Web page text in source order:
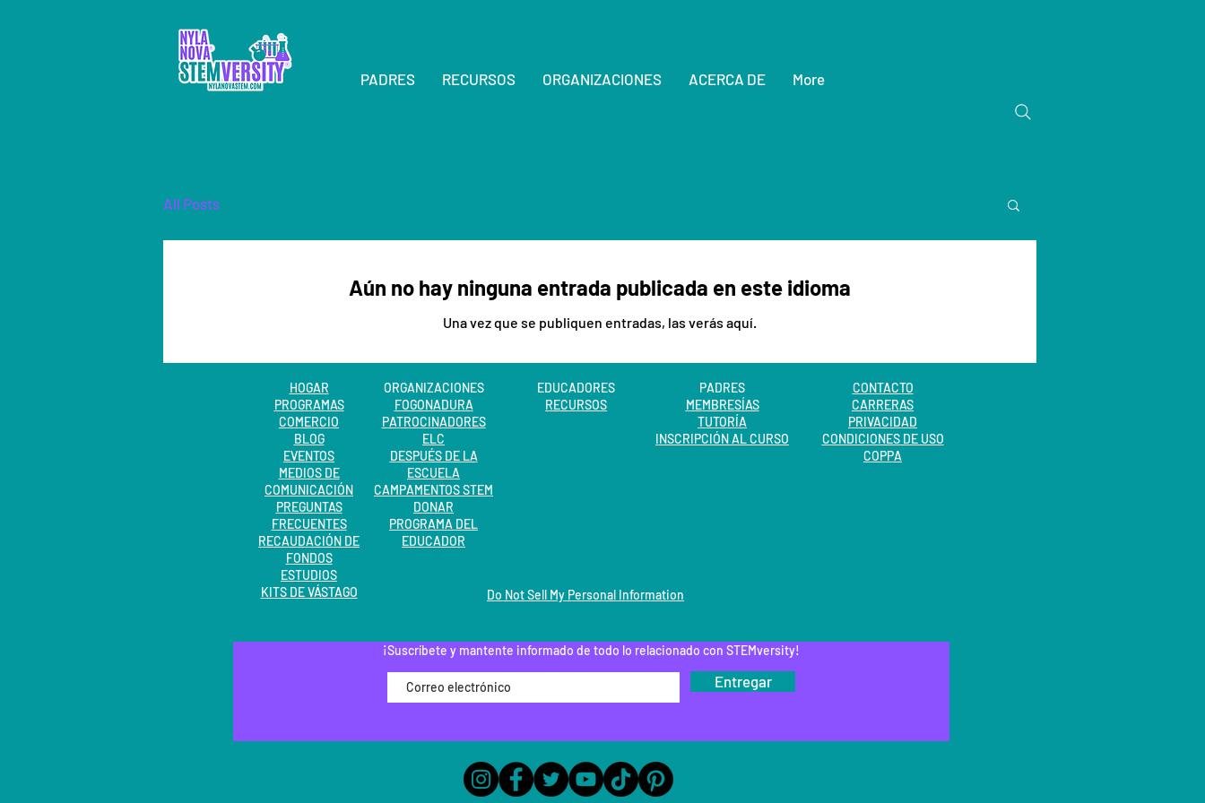
PADRES RECURSOS ORGANIZACIONES ACERCA DE More
All Posts
Aún no hay ninguna entrada publicada en este idioma
Una vez que se publiquen entradas, las verás aquí.
HOGAR
PROGRAMAS
COMERCIO
BLOG
EVENTOS
MEDIOS DE
COMUNICACIÓN
PREGUNTAS
FRECUENTES
RECAUDACIÓN DE
FONDOS
ESTUDIOS
KITS DE VÁSTAGO
ORGANIZACIONES
FOGONADURA
PATROCINADORES
ELC
DESPUÉS DE LA
ESCUELA
CAMPAMENTOS STEM
DONAR
PROGRAMA DEL
EDUCADOR
EDUCADORES
RECURSOS
PADRES
MEMBRESÍAS
TUTORÍA
INSCRIPCIÓN AL CURSO
CONTACTO
CARRERAS
PRIVACIDAD
CONDICIONES DE USO
COPPA
Do Not Sell My Personal Information
¡Suscríbete y mantente informado de todo lo relacionado con STEMversity!
Entregar